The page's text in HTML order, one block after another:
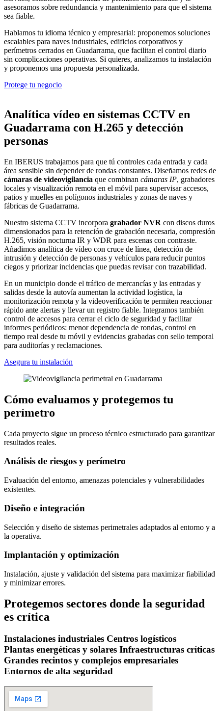
asesoramos sobre redundancia y mantenimiento para que el sistema
sea fiable.
Hablamos tu idioma técnico y empresarial: proponemos soluciones
escalables para naves industriales, edificios corporativos y
perímetros cerrados en Guadarrama, que facilitan el control diario
sin complicaciones operativas. Si quieres, analizamos tu instalación
y proponemos una propuesta personalizada.
Protege tu negocio
Analítica vídeo en sistemas CCTV en
Guadarrama con H.265 y detección
personas
En IBERUS trabajamos para que tú controles cada entrada y cada
área sensible sin depender de rondas constantes. Diseñamos redes de
cámaras de videovigilancia que combinan cámaras IP, grabadores
locales y visualización remota en el móvil para supervisar accesos,
patios y muelles en polígonos industriales y zonas de naves y
fábricas de Guadarrama.
Nuestro sistema CCTV incorpora grabador NVR con discos duros
dimensionados para la retención de grabación necesaria, compresión
H.265, visión nocturna IR y WDR para escenas con contraste.
Añadimos analítica de vídeo con cruce de línea, detección de
intrusión y detección de personas y vehículos para reducir puntos
ciegos y priorizar incidencias que puedas revisar con trazabilidad.
En un municipio donde el tráfico de mercancías y las entradas y
salidas desde la autovía aumentan la actividad logística, la
monitorización remota y la videoverificación te permiten reaccionar
rápido ante alertas y llevar un registro fiable. Integramos también
control de accesos para cerrar el ciclo de seguridad y facilitar
informes periódicos: menor dependencia de rondas, control en
tiempo real desde tu móvil y evidencias grabadas con sello temporal
para auditorías y reclamaciones.
Asegura tu instalación
Cómo evaluamos y protegemos tu
perímetro
Cada proyecto sigue un proceso técnico estructurado para garantizar
resultados reales.
Análisis de riesgos y perímetro
Evaluación del entorno, amenazas potenciales y vulnerabilidades
existentes.
Diseño e integración
Selección y diseño de sistemas perimetrales adaptados al entorno y a
la operativa.
Implantación y optimización
Instalación, ajuste y validación del sistema para maximizar fiabilidad
y minimizar errores.
Protegemos sectores donde la seguridad
es crítica
Instalaciones industriales Centros logísticos
Plantas energéticas y solares Infraestructuras críticas
Grandes recintos y complejos empresariales
Entornos de alta seguridad